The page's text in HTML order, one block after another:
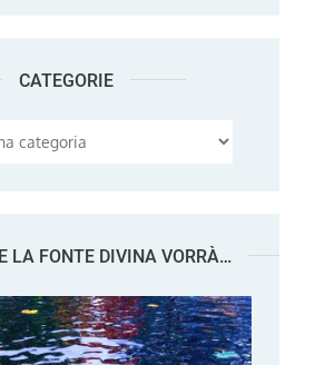
CATEGORIE
LA FONTE DIVINA VORRÀ…